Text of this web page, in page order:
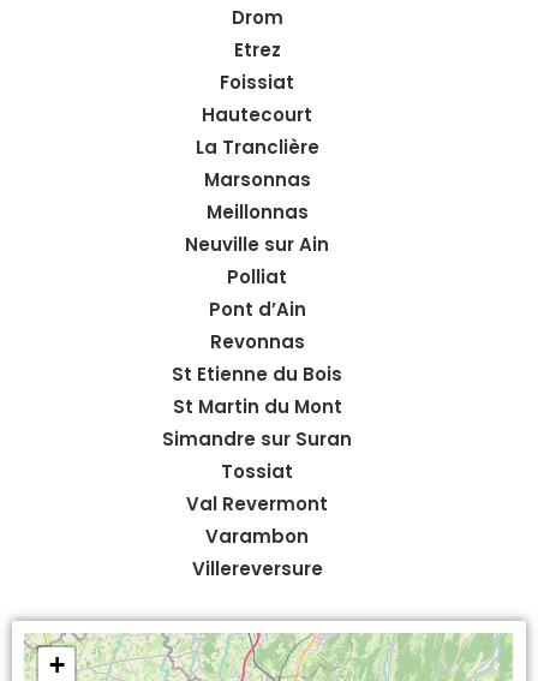
Drom
Etrez
Foissiat
Hautecourt
La Tranclière
Marsonnas
Meillonnas
Neuville sur Ain
Polliat
Pont d’Ain
Revonnas
St Etienne du Bois
St Martin du Mont
Simandre sur Suran
Tossiat
Val Revermont
Varambon
Villereversure
+